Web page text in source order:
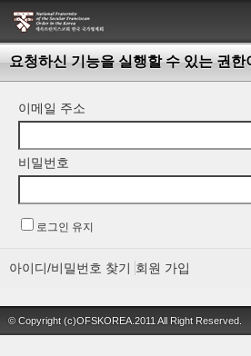
요청하신 기능을 실행할 수 있는 권한
이메일 주소
비밀번호
로그인 유지
아이디/비밀번호 찾기 회원 가입
© Copyright (c)OFSKOREA.2011 All Right Reserved.